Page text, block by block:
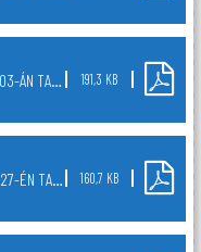
KÉPVISELŐ-TESTÜLETI DÖNTÉSEK A 2025.06.03-ÁN TARTOTT NYÍLT TESTÜLETI ÜLÉSRŐL 191,3 KB
KÉPVISELŐ-TESTÜLETI DÖNTÉSEK A 2025.05.27-ÉN TARTOTT NYÍLT TESTÜLETI ÜLÉSRŐL 160,7 KB